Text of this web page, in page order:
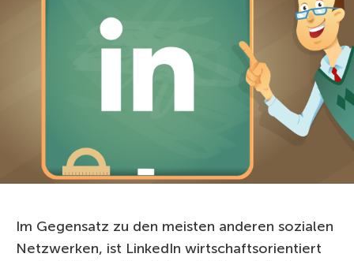
Im Gegensatz zu den meisten anderen sozialen
Netzwerken, ist LinkedIn wirtschaftsorientiert